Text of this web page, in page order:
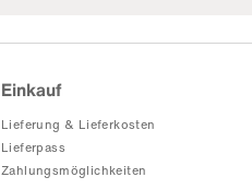
Einkauf
Lieferung & Lieferkosten
Lieferpass
Zahlungsmöglichkeiten